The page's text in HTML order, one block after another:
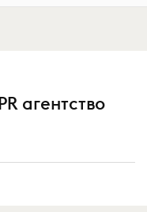
агентство